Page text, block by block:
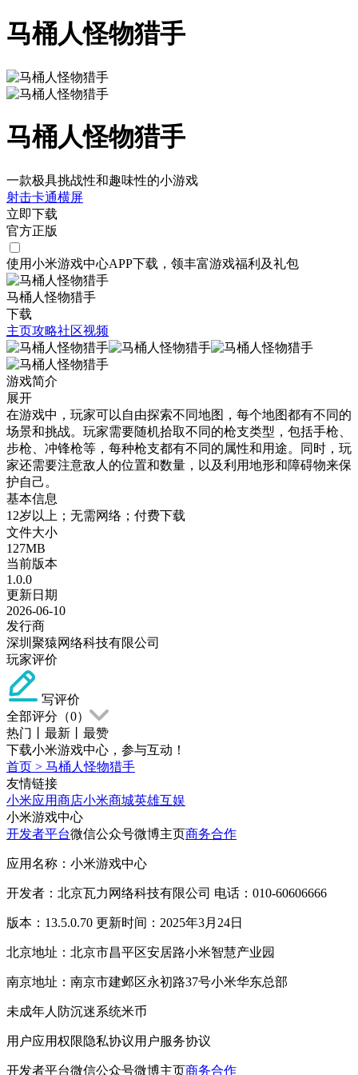
马桶人怪物猎手
马桶人怪物猎手
一款极具挑战性和趣味性的小游戏
射击卡通横屏
立即下载
官方正版
使用小米游戏中心APP下载 ，领丰富游戏福利 及礼包
马桶人怪物猎手
下载
主页攻略社区视频
游戏简介
展开
在游戏中，玩家可以自由探索不同地图，每个地图都有不同的
场景和挑战。玩家需要随机拾取不同的枪支类型，包括手枪、
步枪、冲锋枪等，每种枪支都有不同的属性和用途。同时，玩
家还需要注意敌人的位置和数量，以及利用地形和障碍物来保
护自己。
基本信息
12岁以上；无需网络；付费下载
文件大小
127MB
当前版本
1.0.0
更新日期
2026-06-10
发行商
深圳聚猿网络科技有限公司
玩家评价
写评价
全部评分（0）
热门
最新
最赞
下载小米游戏中心，参与互动！
首页 > 马桶人怪物猎手
友情链接
小米应用商店小米商城英雄互娱
小米游戏中心
开发者平台微信公众号微博主页商务合作
应用名称：小米游戏中心
开发者：北京瓦力网络科技有限公司 电话：010-60606666
版本：13.5.0.70 更新时间：2025年3月24日
北京地址：北京市昌平区安居路小米智慧产业园
南京地址：南京市建邺区永初路37号小米华东总部
未成年人防沉迷系统米币
用户应用权限隐私协议用户服务协议
开发者平台微信公众号微博主页商务合作